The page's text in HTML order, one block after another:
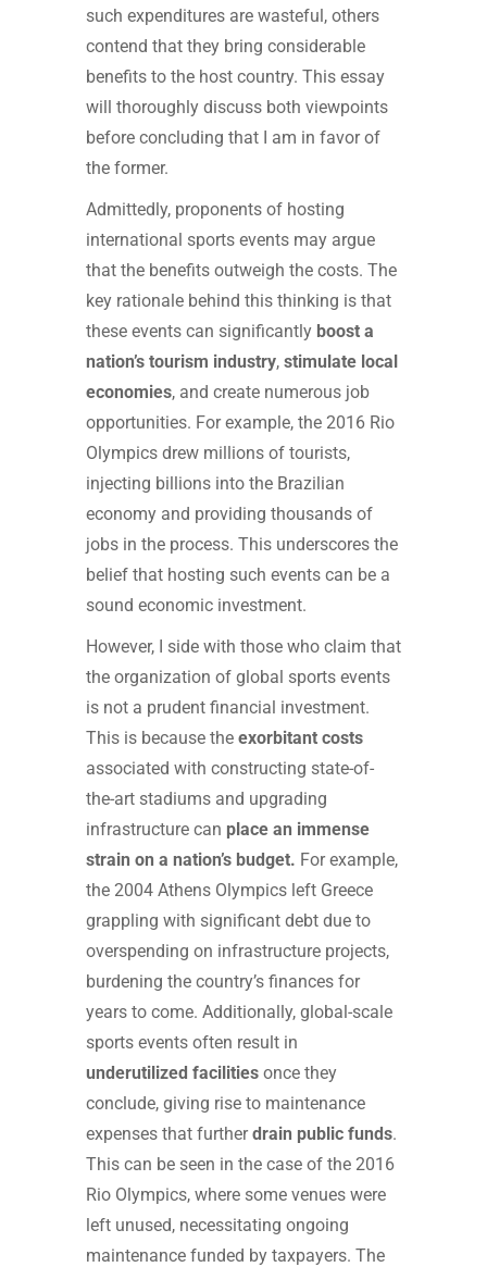
such expenditures are wasteful, others
contend that they bring considerable
benefits to the host country. This essay
will thoroughly discuss both viewpoints
before concluding that I am in favor of
the former.
Admittedly, proponents of hosting
international sports events may argue
that the benefits outweigh the costs. The
key rationale behind this thinking is that
these events can significantly boost a
nation’s tourism industry, stimulate local
economies, and create numerous job
opportunities. For example, the 2016 Rio
Olympics drew millions of tourists,
injecting billions into the Brazilian
economy and providing thousands of
jobs in the process. This underscores the
belief that hosting such events can be a
sound economic investment.
However, I side with those who claim that
the organization of global sports events
is not a prudent financial investment.
This is because the exorbitant costs
associated with constructing state-of-
the-art stadiums and upgrading
infrastructure can place an immense
strain on a nation’s budget. For example,
the 2004 Athens Olympics left Greece
grappling with significant debt due to
overspending on infrastructure projects,
burdening the country’s finances for
years to come. Additionally, global-scale
sports events often result in
underutilized facilities once they
conclude, giving rise to maintenance
expenses that furtherdrain public funds.
This can be seen in the case of the 2016
Rio Olympics, where some venues were
left unused, necessitating ongoing
maintenance funded by taxpayers. The